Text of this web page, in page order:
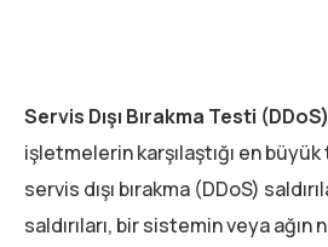
Servis Dışı Bırakma Testi
işletmelerin karşılaştığı en
servis dışı bırakma (DDoS)
saldırıları, bir sistemin veya ağın